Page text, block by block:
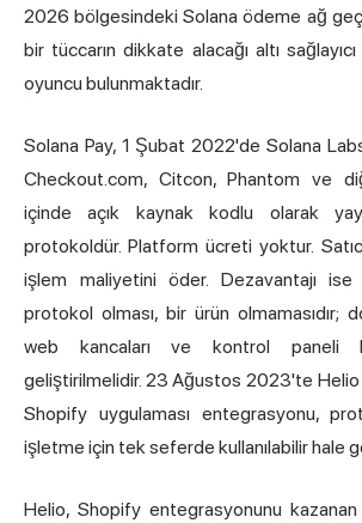
2026 bölgesindeki Solana ödeme ağ
bir tüccarın dikkate alacağı altı
oyuncu bulunmaktadır.
Solana Pay, 1 Şubat 2022'de Solana
Checkout.com, Citcon, Phantom ve
içinde açık kaynak kodlu olarak
protokoldür. Platform ücreti yoktur.
işlem maliyetini öder. Dezavantajı
protokol olması, bir ürün olmamasıdır;
web kancaları ve kontrol paneli
geliştirilmelidir. 23 Ağustos 2023'te Helio
Shopify uygulaması entegrasyonu,
işletme için tek seferde kullanılabilir hale
Helio, Shopify entegrasyonunu